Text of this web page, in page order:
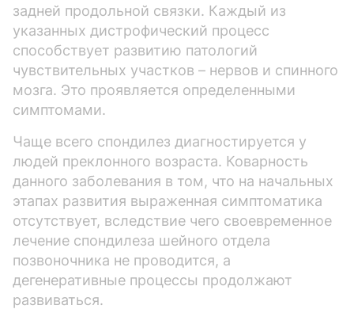
задней продольной связки. Каждый из
указанных дистрофический процесс
способствует развитию патологий
чувствительных участков – нервов и спинного
мозга. Это проявляется определенными
симптомами.
Чаще всего спондилез диагностируется у
людей преклонного возраста. Коварность
данного заболевания в том, что на начальных
этапах развития выраженная симптоматика
отсутствует, вследствие чего своевременное
лечение спондилеза шейного отдела
позвоночника не проводится, а
дегенеративные процессы продолжают
развиваться.